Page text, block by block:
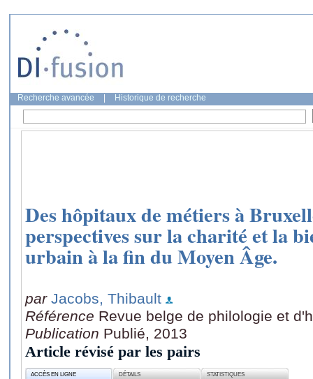
Recherche avancée Historique de recherche
Des hôpitaux de métiers à
perspectives sur la charité et la
urbain à la fin du Moyen Âge.
par Jacobs, Thibault
Référence Revue belge de philologie et
Publication Publié, 2013
Article révisé par les pairs
ACCÈS EN LIGNE DÉTAILS STATISTIQUES